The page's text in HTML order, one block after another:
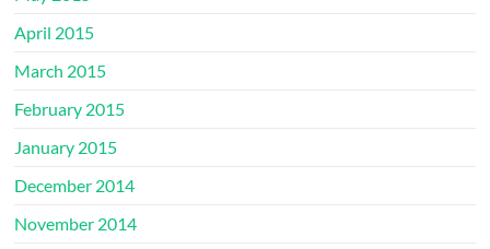
April 2015
March 2015
February 2015
January 2015
December 2014
November 2014